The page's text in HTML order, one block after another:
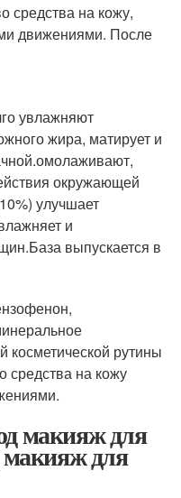
средства на кожу,
движениями. После
увлажняют
жира, матирует и
окружающей
улучшает
и
выпускается в
рутины
средства на кожу
макияж для
макияж для